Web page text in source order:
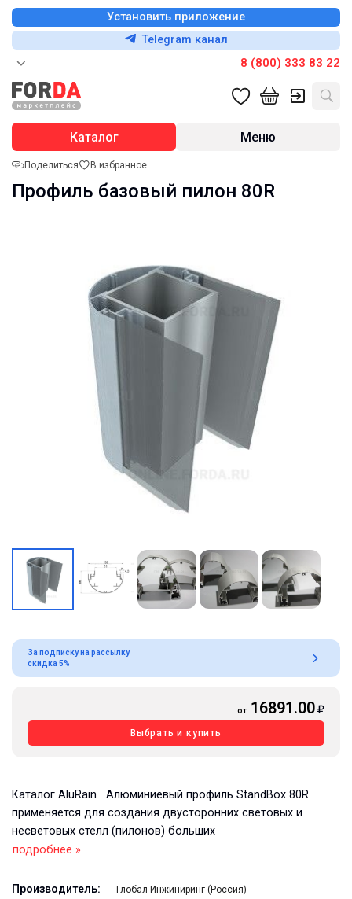
Установить приложение
Telegram канал
8 (800) 333 83 22
Каталог Меню
Поделиться В избранное
Профиль базовый пилон 80R
За подписку на рассылку
скидка 5%
от 16891.00
Выбрать и купить
Каталог AluRain Алюминиевый профиль StandBox 80R
применяется для создания двусторонних световых и
несветовых стелл (пилонов) больших
подробнее »
Производитель: Глобал Инжиниринг (Россия)